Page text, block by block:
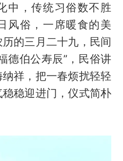
中，传统习俗数不胜
风俗，一席暖食的美
的三月二十九，民间
德伯公寿辰”，民俗讲
祥，把一春烦扰轻轻
稳迎进门，仪式简朴